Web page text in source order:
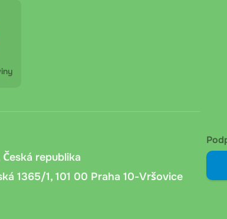
místě. Bez dalších poplatků.
platební údaje a variabilní symbol. Platit
republika
1365/1, 101 00 Praha 10-Vršovice